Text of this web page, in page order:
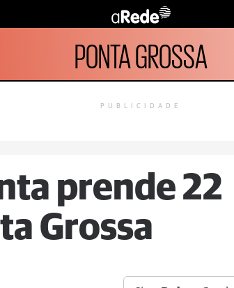
PONTA GROSSA
PUBLICIDADE
prende 22
Grossa